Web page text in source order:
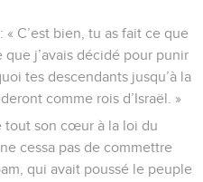
C’est bien, tu as fait ce que
j’avais décidé pour punir
tes descendants jusqu’à la
comme rois d’Israël. »
tout son cœur à la loi du
cessa pas de commettre
qui avait poussé le peuple